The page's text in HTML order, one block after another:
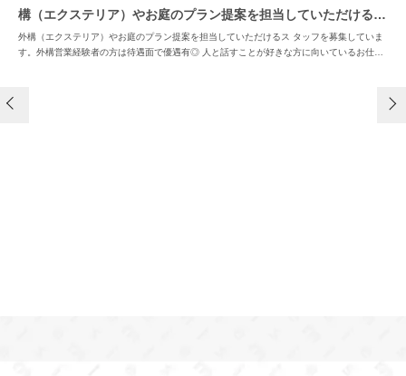
構（エクステリア）やお庭のプラン提案を担当していただけるス
タッフを募集しています。外構営業経験者の方は待遇面で優遇有
◎ 人と話すことが好きな方に向いているお仕事です！
外構（エクステリア）やお庭のプラン提案を担当していただけるス タッフを募集していま
す。外構営業経験者の方は待遇面で優遇有◎ 人と話すことが好きな方に向いているお仕事